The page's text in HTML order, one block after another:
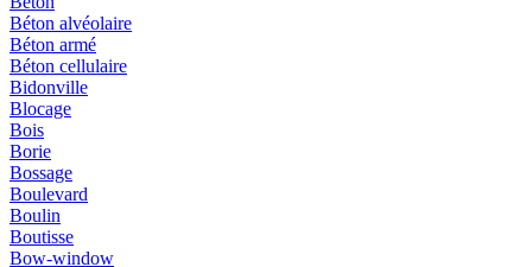
Béton alvéolaire
Béton armé
Béton cellulaire
Bidonville
Blocage
Bois
Borie
Bossage
Boulevard
Boulin
Boutisse
Bow-window